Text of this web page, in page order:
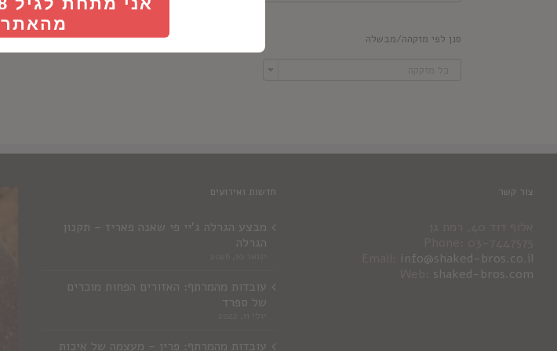
סנן לפי מזקהה/מבשלה
צור קשר
info@shaked-bros.co.il
shaked-bros.com
חדשות ואירועים
מבצע הגרלה ג'יי פי שאנה פאריז – תקנון
הגרלה
עובדות מהמרתף: האזורים הפחות מוכרים
של ספרד
עובדות מהמרתף: פרין – מעצמה של איכות
מהאתר